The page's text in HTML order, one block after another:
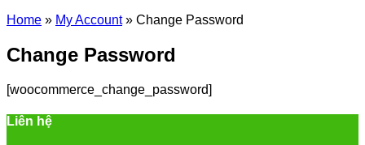
Home » My Account» Change Password
Change Password
[woocommerce_change_password]
Liên hệ